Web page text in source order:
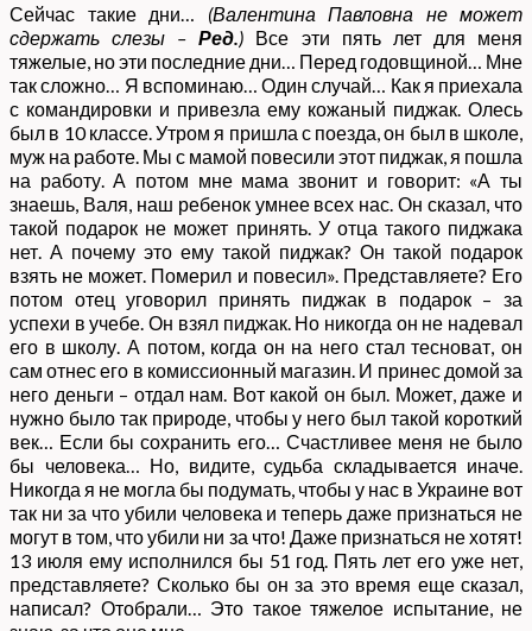
Сейчас такие дни… (Валентина Павловна не может
сдержать слезы –Ред.) Все эти пять лет для меня
тяжелые, но эти последние дни… Перед годовщиной… Мне
так сложно… Я вспоминаю… Один случай… Как я приехала
с командировки и привезла ему кожаный пиджак. Олесь
был в 10 классе. Утром я пришла с поезда, он был в школе,
муж на работе. Мы с мамой повесили этот пиджак, я пошла
на работу. А потом мне мама звонит и говорит: «А ты
знаешь, Валя, наш ребенок умнее всех нас. Он сказал, что
такой подарок не может принять. У отца такого пиджака
нет. А почему это ему такой пиджак? Он такой подарок
взять не может. Померил и повесил». Представляете? Его
потом отец уговорил принять пиджак в подарок – за
успехи в учебе. Он взял пиджак. Но никогда он не надевал
его в школу. А потом, когда он на него стал тесноват, он
сам отнес его в комиссионный магазин. И принес домой за
него деньги – отдал нам. Вот какой он был. Может, даже и
нужно было так природе, чтобы у него был такой короткий
век… Если бы сохранить его… Счастливее меня не было
бы человека… Но, видите, судьба складывается иначе.
Никогда я не могла бы подумать, чтобы у нас в Украине вот
так ни за что убили человека и теперь даже признаться не
могут в том, что убили ни за что! Даже признаться не хотят!
13 июля ему исполнился бы 51 год. Пять лет его уже нет,
представляете? Сколько бы он за это время еще сказал,
написал? Отобрали… Это такое тяжелое испытание, не